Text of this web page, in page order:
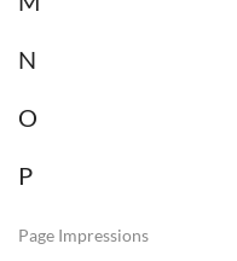
N
O
P
Page Impressions